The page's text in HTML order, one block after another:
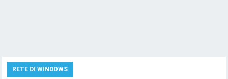
RETE DI WINDOWS